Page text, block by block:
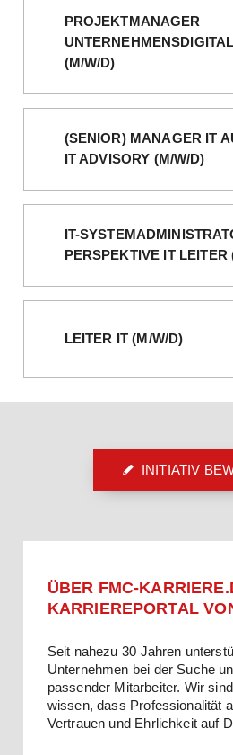
PROJEKTMANAGER
(M/W/D)
(SENIOR) MANAGER IT
IT ADVISORY (M/W/D)
IT-
PERSPEKTIVE IT LEITER
LEITER IT (M/W/D)
INITIATIV
ÜBER FMC-
KARRIEREPORTAL
Seit nahezu 30 Jahren
Unternehmen bei der Suche
passender Mitarbeiter. Wir
wissen, dass Professionalität
Vertrauen und Ehrlichkeit auf